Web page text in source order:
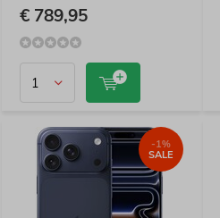
€ 789,95
-1%
SALE